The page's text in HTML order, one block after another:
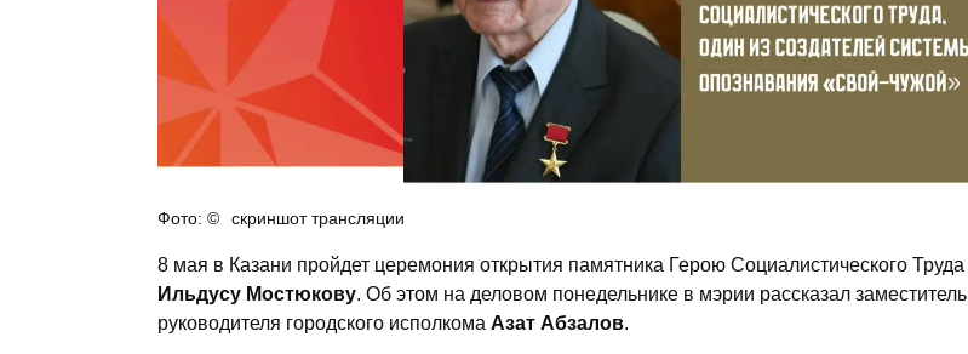
скриншот трансляции
8 мая в Казани пройдет церемония открытия памятника Герою Социалистического Труда
Ильдусу Мостюкову. Об этом на деловом понедельнике в мэрии рассказал заместитель
руководителя городского исполкома Азат Абзалов.